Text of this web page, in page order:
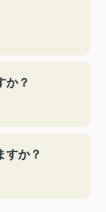
か？
すか？